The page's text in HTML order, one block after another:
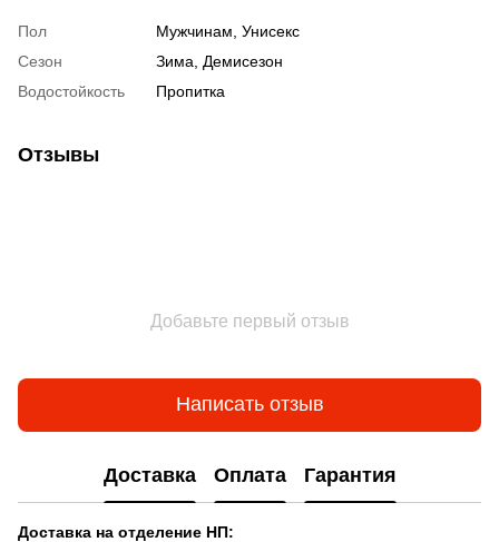
Пол
Мужчинам, Унисекс
Сезон
Зима, Демисезон
Водостойкость
Пропитка
Отзывы
Добавьте первый отзыв
Написать отзыв
Доставка Оплата Гарантия
Доставка на отделение НП: